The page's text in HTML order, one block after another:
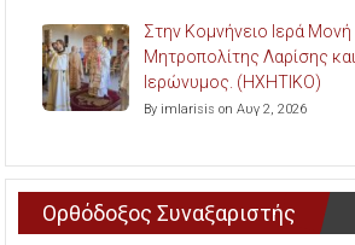
Στην Κομνήνειο Ιερά
Μητροπολίτης Λαρίσης
Ιερώνυμος. (ΗΧΗΤΙΚΟ)
By imlarisis on Αυγ 2, 2026
Ορθόδοξος Συναξαριστής